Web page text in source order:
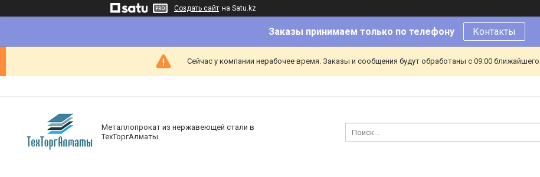
Создать сайт на Satu.kz
Заказы принимаем только по телефону Контакты
Сейчас у компании нерабочее время. Заказы и сообщения будут обработаны с 09:00
Металлопрокат из нержавеющей стали в
ТехТоргАлматы